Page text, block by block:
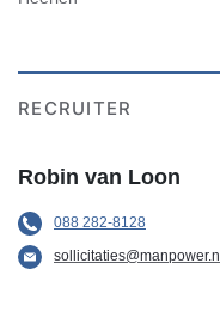
RECRUITER
Robin van Loon
088 282-8128
sollicitaties@manpower.nl